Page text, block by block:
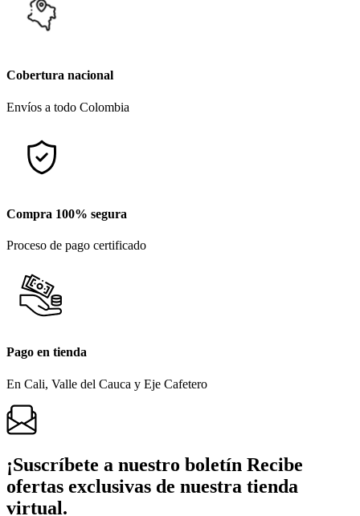
Cobertura nacional
Envíos a todo Colombia
Compra 100% segura
Proceso de pago certificado
Pago en tienda
En Cali, Valle del Cauca y Eje Cafetero
¡Suscríbete a nuestro boletín Recibe
ofertas exclusivas de nuestra tienda
virtual.